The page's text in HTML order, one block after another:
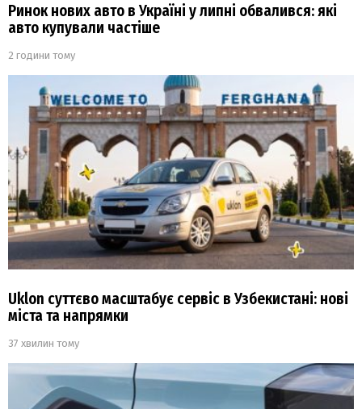
Ринок нових авто в Україні у липні обвалився: які
авто купували частіше
2 години тому
Uklon суттєво масштабує сервіс в Узбекистані: нові
міста та напрямки
37 хвилин тому